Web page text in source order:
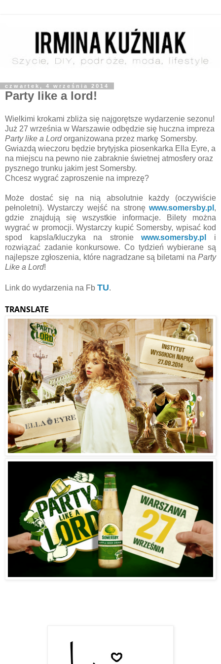
czwartek, 4 września 2014
Party like a lord!
Wielkimi krokami zbliża się najgorętsze wydarzenie sezonu!
Już 27 września w Warszawie odbędzie się huczna impreza
Party like a Lordorganizowana przez markę Somersby.
Gwiazdą wieczoru będzie brytyjska piosenkarka Ella Eyre, a
na miejscu na pewno nie zabraknie świetnej atmosfery oraz
pysznego trunku jakim jest Somersby.
Chcesz wygrać zaproszenie na imprezę?
Może dostać się na nią absolutnie każdy (oczywiście
pełnoletni). Wystarczy wejść na stronę www.somersby.pl ,
gdzie znajdują się wszystkie informacje. Bilety można
wygrać w promocji. Wystarczy kupić Somersby, wpisać kod
spod kapsla/kluczyka na stroniewww.somersby.pl
i
rozwiązać zadanie konkursowe. Co tydzień wybierane są
najlepsze zgłoszenia, które nagradzane są biletami na Party
Like a Lord!
Link do wydarzenia na Fb TU.
TRANSLATE